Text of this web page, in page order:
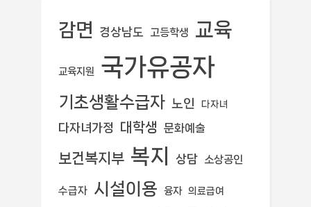
감면 경상남도 고등학생 교육
교육지원 국가유공자
기초생활수급자 노인 다자녀
다자녀가정 대학생 문화예술
보건복지부 복지 상담 소상공인
수급자 시설이용 융자 의료급여